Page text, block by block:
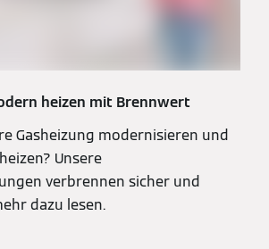
heizen mit Brennwert
Gasheizung modernisieren und
Unsere
verbrennen sicher und
dazu lesen.